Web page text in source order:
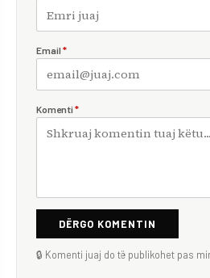
Email *
Komenti *
DËRGO KOMENTIN
🔒 Komenti juaj do të publikohet pas